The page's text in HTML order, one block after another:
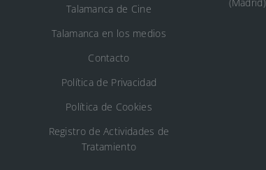
Talamanca de Cine
Talamanca en los medios
Contacto
Política de Privacidad
Política de Cookies
Registro de Actividades de
Tratamiento
(Madrid)